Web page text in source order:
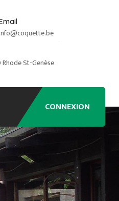
St-Genèse
CONNEXION